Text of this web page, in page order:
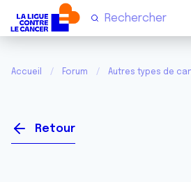
Accueil Forum Autres types de
Retour